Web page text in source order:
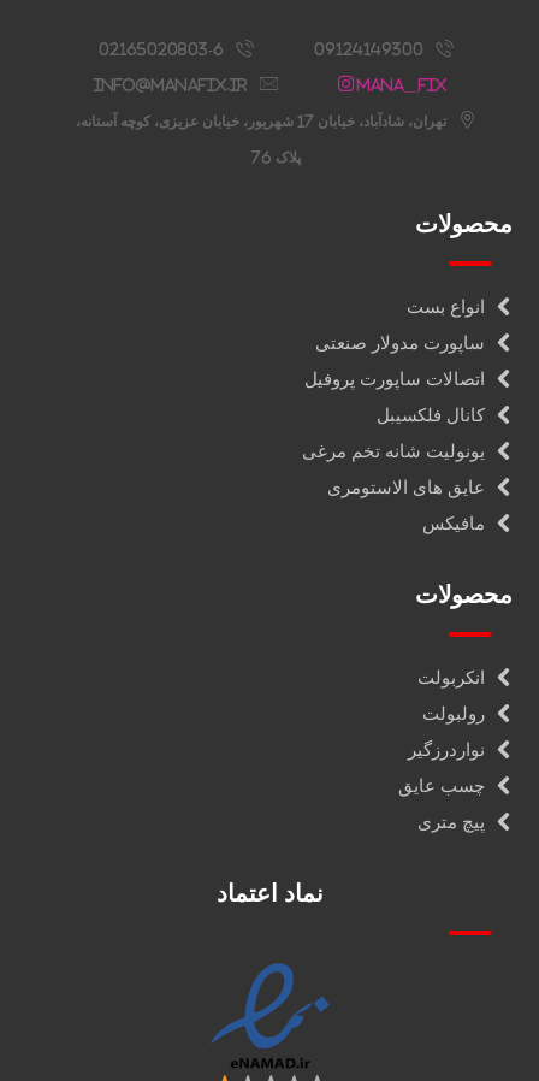
09124149300
02165020803-6
Mana__fix
info@manafix.ir
تهران، شادآباد، خیابان 17 شهریور، خیابان عزیزی، کوچه آستانه،
پلاک 76
محصولات
انواع بست
ساپورت مدولار صنعتی
اتصالات ساپورت پروفیل
کانال فلکسیبل
یونولیت شانه تخم مرغی
عایق های الاستومری
مافیکس
محصولات
انکربولت
رولبولت
نواردرزگیر
چسب عایق
پیچ متری
نماد اعتماد